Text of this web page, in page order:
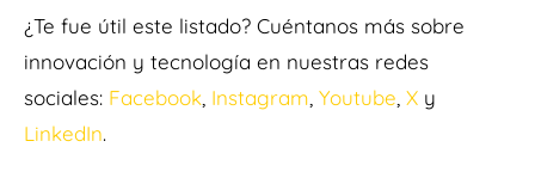
¿Te fue útil este listado? Cuéntanos más sobre
innovación y tecnología en nuestras redes
sociales: Facebook Instagram Youtube X y
LinkedIn.